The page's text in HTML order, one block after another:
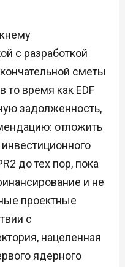
с разработкой
сметы
то время как EDF
задолженность,
отложить
до тех пор, пока
и не
проектные
с
нацеленная
ядерного